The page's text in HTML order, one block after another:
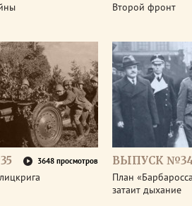
Второй фронт
3648 просмотров ВЫПУСК
План
затаит дыхание